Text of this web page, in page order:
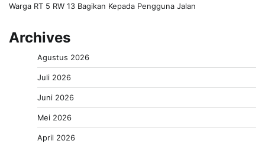
Warga RT 5 RW 13 Bagikan Kepada Pengguna Jalan
Archives
Agustus 2026
Juli 2026
Juni 2026
Mei 2026
April 2026